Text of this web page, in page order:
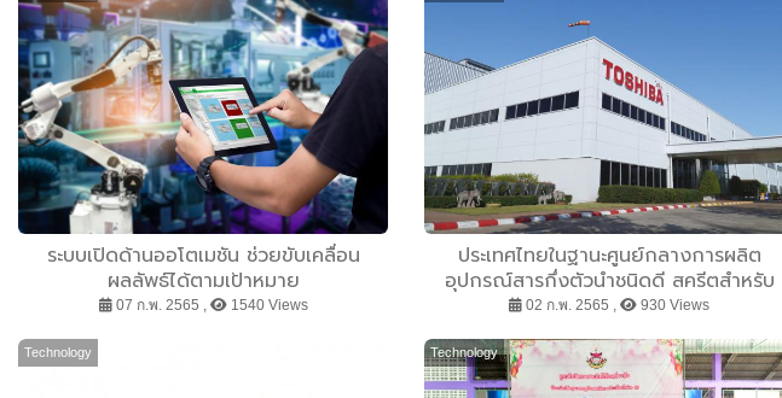
ระบบเปิดด้านออโตเมชัน ช่วยขับเคลื่อน
ผลลัพธ์ได้ตามเป้าหมาย
07 ก.พ. 2565 , 1540 Views
ประเทศไทยในฐานะศูนย์กลางการผลิต
อุปกรณ์สารกึ่งตัวนำชนิดดี สครีตสำหรับ
ศตวรรษดิจิทัล
02 ก.พ. 2565 , 930 Views
Technology Technology